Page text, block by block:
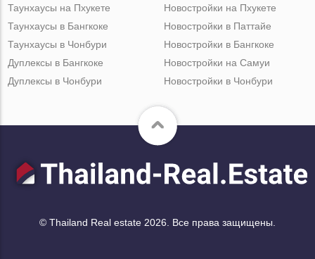
Таунхаусы на Пхукете
Таунхаусы в Бангкоке
Таунхаусы в Чонбури
Дуплексы в Бангкоке
Дуплексы в Чонбури
Новостройки на Пхукете
Новостройки в Паттайе
Новостройки в Бангкоке
Новостройки на Самуи
Новостройки в Чонбури
© Thailand Real estate 2026. Все права защищены.